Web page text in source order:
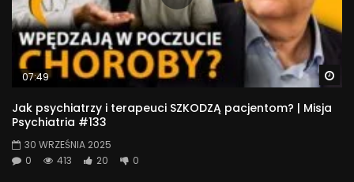
07:49
Jak psychiatrzy i terapeuci SZKODZĄ pacjentom? | Misja
Psychiatria #133
30 WRZEŚNIA 2025
0
413 20 0